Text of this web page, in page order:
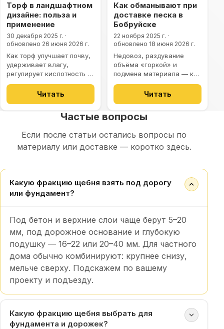
Торф в ландшафтном
дизайне: польза и
применение
30 декабря 2025 г. ·
обновлено 26 июня 2026 г.
Как торф улучшает почву,
удерживает влагу,
регулирует кислотность и
применяется в клумбах,
газонах и мульчировании.
Читать
Как обманывают при
доставке песка в
Бобруйске
22 ноября 2025 г. ·
обновлено 18 июня 2026 г.
Недовоз, раздувание
объёма «горкой» и
подмена материала — как
проверить кузов, вес и
качество песка до
выгрузки.
Читать
Частые вопросы
Если после статьи остались вопросы по
материалу или доставке — коротко здесь.
Какую фракцию щебня взять под дорогу
или фундамент?
Под бетон и верхние слои чаще берут 5–20
мм, под дорожное основание и глубокую
подушку — 16–22 или 20–40 мм. Для частного
дома обычно комбинируют: крупнее снизу,
мельче сверху. Подскажем по вашему
проекту и подъезду.
Какую фракцию щебня выбрать для
фундамента и дорожек?